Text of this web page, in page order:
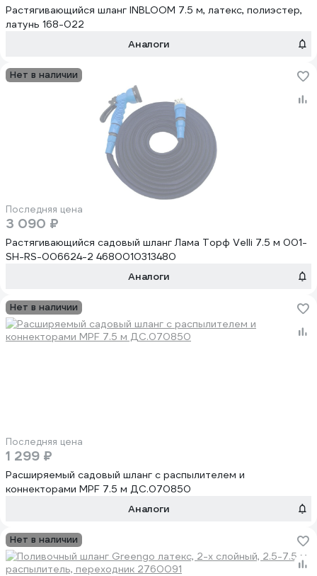
Растягивающийся шланг INBLOOM 7.5 м, латекс, полиэстер,
латунь 168-022
Аналоги
Нет в наличии
Последняя цена
3 090 ₽
Растягивающийся садовый шланг Лама Торф Velli 7.5 м 001-
SH-RS-006624-2 4680010313480
Аналоги
Нет в наличии
Последняя цена
1 299 ₽
Расширяемый садовый шланг с распылителем и
коннекторами MPF 7.5 м ДС.070850
Аналоги
Нет в наличии